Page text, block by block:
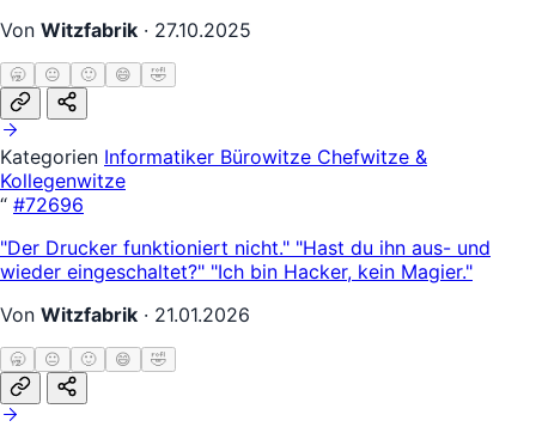
Von Witzfabrik · 27.10.2025
🥱 😐 🙂 😄 🤣
Kategorien Informatiker Bürowitze Chefwitze &
Kollegenwitze
“ #72696
"Der Drucker funktioniert nicht." "Hast du ihn aus- und
wieder eingeschaltet?" "Ich bin Hacker, kein Magier."
Von Witzfabrik · 21.01.2026
🥱 😐 🙂 😄 🤣